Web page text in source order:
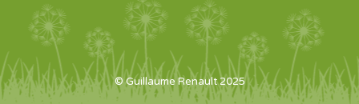
© Guillaume Renault 2025